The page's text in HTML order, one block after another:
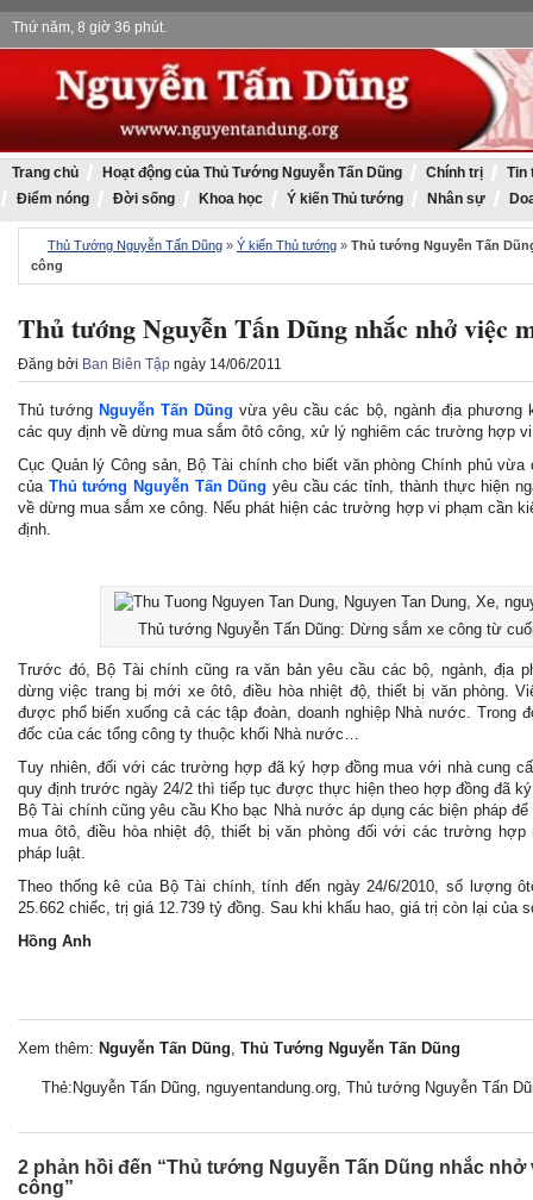
Thứ năm, 8 giờ 36 phút.
Thủ
Trang chủ Hoạt động của Thủ Tướng Nguyễn Tấn Dũng Chính trị
Tin
Điểm nóng
Đời sống Khoa học Ý kiến Thủ tướng Nhân sự
Thủ Tướng Nguyễn Tấn Dũng » Ý kiến Thủ tướng » Thủ tướng Nguyễn Tấn
công
Thủ tướng Nguyễn Tấn Dũng nhắc nhở việc
Đăng bởi Ban Biên Tập ngày 14/06/2011
Thủ tướng Nguyễn Tấn Dũng vừa yêu cầu các bộ, ngành địa phương
các quy định về dừng mua sắm ôtô công, xử lý nghiêm các trường hợp
Cục Quản lý Công sản, Bộ Tài chính cho biết văn phòng Chính phủ
của Thủ tướng Nguyễn Tấn Dũng yêu cầu các tỉnh, thành thực hiện
về dừng mua sắm xe công. Nếu phát hiện các trường hợp vi phạm cần
định.
Thủ tướng Nguyễn Tấn Dũng: Dừng sắm xe công từ
Trước đó, Bộ Tài chính cũng ra văn bản yêu cầu các bộ, ngành, địa
dừng việc trang bị mới xe ôtô, điều hòa nhiệt độ, thiết bị văn phòng.
được phổ biến xuống cả các tập đoàn, doanh nghiệp Nhà nước. Trong
đốc của các tổng công ty thuộc khối Nhà nước…
Tuy nhiên, đối với các trường hợp đã ký hợp đồng mua với nhà cung
quy định trước ngày 24/2 thì tiếp tục được thực hiện theo hợp đồng đã
Bộ Tài chính cũng yêu cầu Kho bạc Nhà nước áp dụng các biện pháp
mua ôtô, điều hòa nhiệt độ, thiết bị văn phòng đối với các trường hợp
pháp luật.
Theo thống kê của Bộ Tài chính, tính đến ngày 24/6/2010, số lượng
25.662 chiếc, trị giá 12.739 tỷ đồng. Sau khi khấu hao, giá trị còn lại của
Hồng Anh
Xem thêm: Nguyễn Tấn Dũng, Thủ Tướng Nguyễn Tấn Dũng
Thẻ: Nguyễn Tấn Dũng, nguyentandung.org, Thủ tướng Nguyễn Tấn
2 phản hồi đến “Thủ tướng Nguyễn Tấn Dũng nhắc nhở
công”